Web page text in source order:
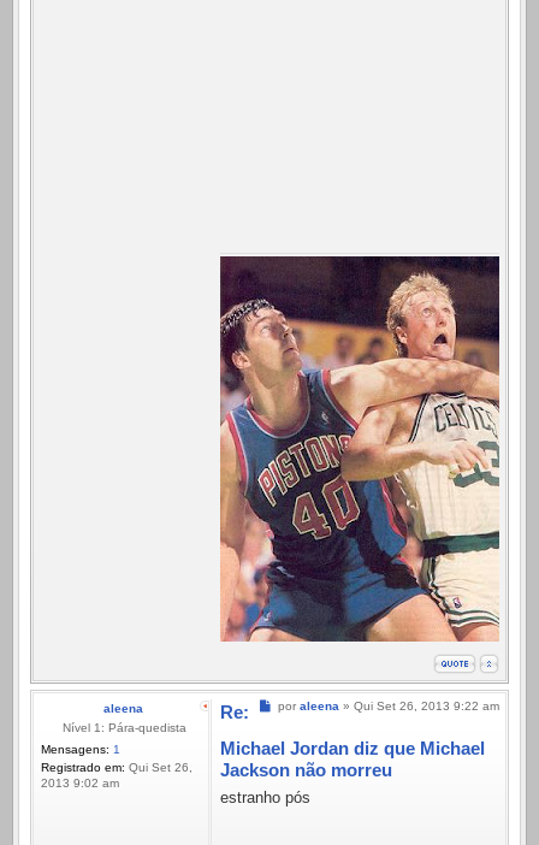
aleena
Nível 1: Pára-quedista
Mensagens: 1
Registrado em: Qui Set 26,
2013 9:02 am
Mensagem
por aleena » Qui Set 26, 2013 9:22 am
Re:
Michael Jordan diz que Michael
Jackson não morreu
estranho pós